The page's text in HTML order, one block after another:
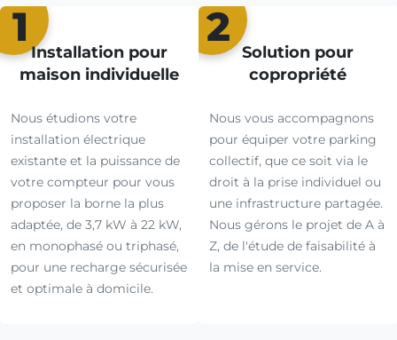
1
Installation pour
maison individuelle
Nous étudions votre
installation électrique
existante et la puissance de
votre compteur pour vous
proposer la borne la plus
adaptée, de 3,7 kW à 22 kW,
en monophasé ou triphasé,
pour une recharge sécurisée
et optimale à domicile.
2
Solution pour
copropriété
Nous vous accompagnons
pour équiper votre parking
collectif, que ce soit via le
droit à la prise individuel ou
une infrastructure partagée.
Nous gérons le projet de A à
Z, de l'étude de faisabilité à
la mise en service.